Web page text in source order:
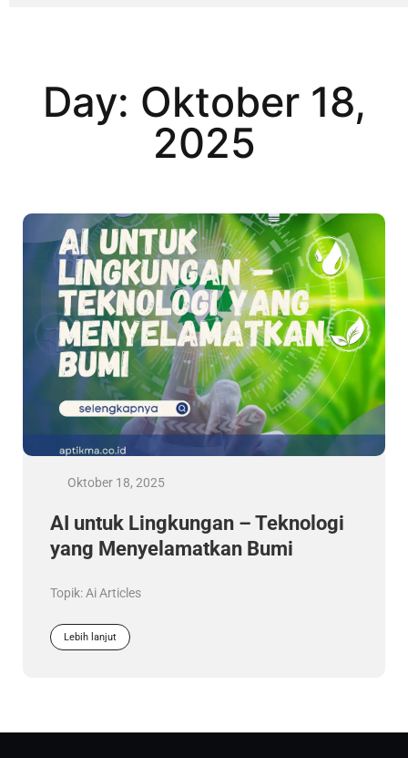
Day: Oktober 18,
2025
Oktober 18, 2025
AI untuk Lingkungan – Teknologi
yang Menyelamatkan Bumi
Topik:Ai Articles
Lebih lanjut